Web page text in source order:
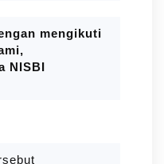
mengikuti
NISBI